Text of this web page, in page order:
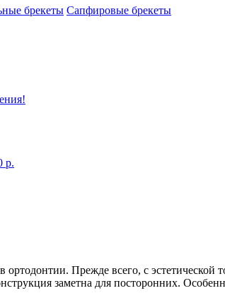
брекеты Сапфировые брекеты
р.
Прежде всего, с
заметна для посторонних.